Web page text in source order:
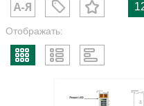
Отображать: